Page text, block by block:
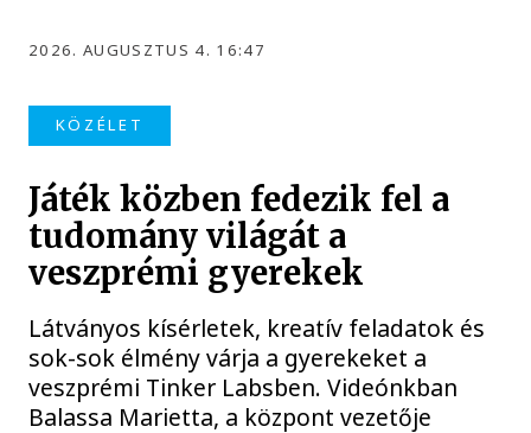
2026. AUGUSZTUS 4. 16:47
KÖZÉLET
Játék közben fedezik fel a
tudomány világát a
veszprémi gyerekek
Látványos kísérletek, kreatív feladatok és
sok-sok élmény várja a gyerekeket a
veszprémi Tinker Labsben. Videónkban
Balassa Marietta, a központ vezetője